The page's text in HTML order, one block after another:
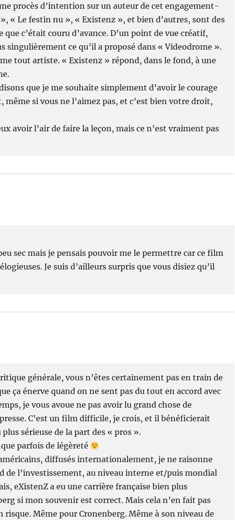
procès d’intention sur un auteur de cet engagement-
« Le festin nu », « Existenz », et bien d’autres, sont des
c’était couru d’avance. D’un point de vue créatif,
singulièrement ce qu’il a proposé dans « Videodrome ».
tout artiste. « Existenz » répond, dans le fond, à une
que je me souhaite simplement d’avoir le courage
si vous ne l’aimez pas, et c’est bien votre droit,
avoir l’air de faire la leçon, mais ce n’est vraiment pas
sec mais je pensais pouvoir me le permettre car ce film
Je suis d’ailleurs surpris que vous disiez qu’il
générale, vous n’êtes certainement pas en train de
ça énerve quand on ne sent pas du tout en accord avec
je vous avoue ne pas avoir lu grand chose de
C’est un film difficile, je crois, et il bénéficierait
sérieuse de la part des « pros ».
parfois de légèreté
diffusés internationalement, je ne raisonne
de l’investissement, au niveau interne et/puis mondial
eXistenZ a eu une carrière française bien plus
si mon souvenir est correct. Mais cela n’en fait pas
Même pour Cronenberg. Même à son niveau de